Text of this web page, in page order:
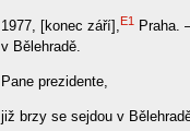
1977, [konec září],E1
Praha.
v Bělehradě.
Pane prezidente,
již brzy se sejdou v